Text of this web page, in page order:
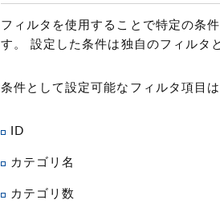
フィルタを使用することで特定の条
す。 設定した条件は独自のフィルタ
条件として設定可能なフィルタ項目
ID
カテゴリ名
カテゴリ数